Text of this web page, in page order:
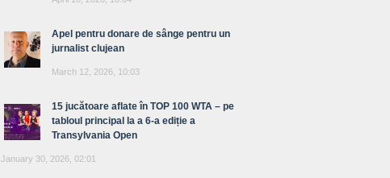
Apel pentru donare de sânge pentru un
jurnalist clujean
March 12, 2026, 10:03
15 jucătoare aflate în TOP 100 WTA – pe
tabloul principal la a 6-a ediție a
Transylvania Open
January 30, 2026, 02:01